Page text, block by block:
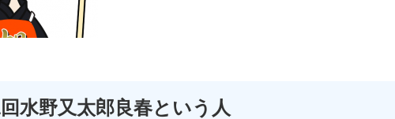
水野又太郎良春という人